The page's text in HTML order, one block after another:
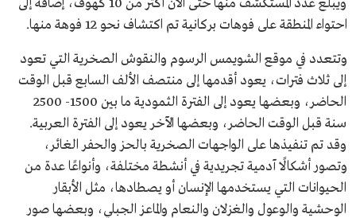
ويبلغ عدد المستكشف منها حتى الآن أكثر من 10 كهوف، إضافة إلى
احتواء المنطقة على فوهات بركانية تم اكتشاف نحو 12 فوهة منها.
وتتعدد في موقع الشويمس الرسوم والنقوش الصخرية التي تعود
إلى ثلاث فترات، يعود أقدمها إلى منتصف الألف السابع قبل الوقت
الحاضر، وبعضها يعود إلى الفترة الثمودية ما بين 1500- 2500
سنة قبل الوقت الحاضر، وبعضها الآخر يعود إلى الفترة العربية.
وقد تم تنفيذها على الواجهات الصخرية بالحز والحفر الغائر،
وتصور أشكالًا آدمية تجريدية في أنشطة مختلفة، وأنواعًا عدة من
الحيوانات التي يستخدمها الإنسان أو يصطادها، مثل الأبقار
الوحشية والوعول والغزلان والنعام والماعز الجبلي، وبعضها صور